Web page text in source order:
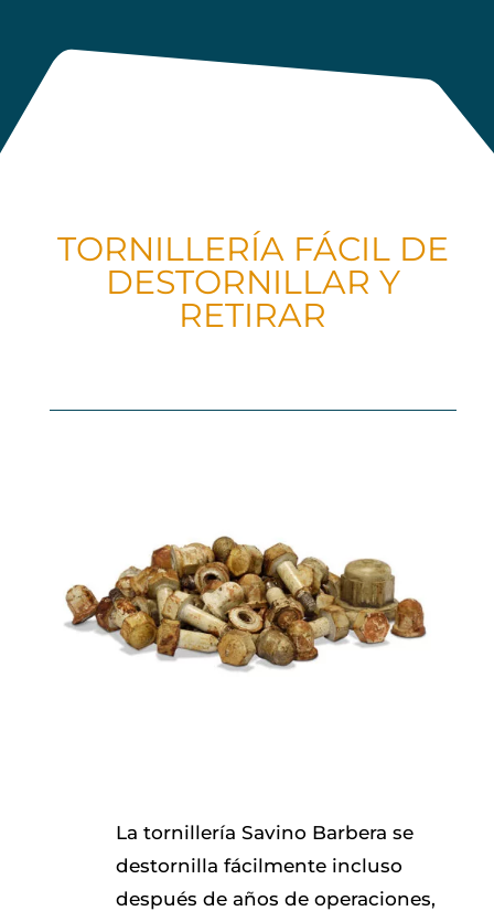
TORNILLERÍA FÁCIL DE
DESTORNILLAR Y
RETIRAR
La tornillería Savino Barbera se
destornilla fácilmente incluso
después de años de operaciones,